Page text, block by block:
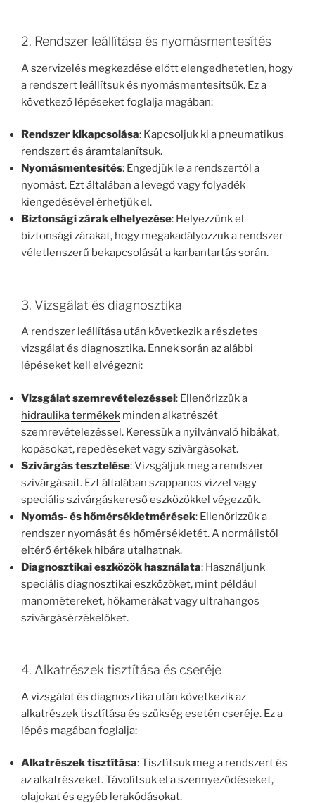
2. Rendszer leállítása és nyomásmentesítés
A szervizelés megkezdése előtt elengedhetetlen, hogy
a rendszert leállítsuk és nyomásmentesítsük. Ez a
következő lépéseket foglalja magában:
Rendszer kikapcsolása: Kapcsoljuk ki a pneumatikus
rendszert és áramtalanítsuk.
Nyomásmentesítés: Engedjük le a rendszertől a
nyomást. Ezt általában a levegő vagy folyadék
kiengedésével érhetjük el.
Biztonsági zárak elhelyezése: Helyezzünk el
biztonsági zárakat, hogy megakadályozzuk a rendszer
véletlenszerű bekapcsolását a karbantartás során.
3. Vizsgálat és diagnosztika
A rendszer leállítása után következik a részletes
vizsgálat és diagnosztika. Ennek során az alábbi
lépéseket kell elvégezni:
Vizsgálat szemrevételezéssel: Ellenőrizzük a
hidraulika termékek minden alkatrészét
szemrevételezéssel. Keressük a nyilvánvaló hibákat,
kopásokat, repedéseket vagy szivárgásokat.
Szivárgás tesztelése: Vizsgáljuk meg a rendszer
szivárgásait. Ezt általában szappanos vízzel vagy
speciális szivárgáskereső eszközökkel végezzük.
Nyomás- és hőmérsékletmérések: Ellenőrizzük a
rendszer nyomását és hőmérsékletét. A normálistól
eltérő értékek hibára utalhatnak.
Diagnosztikai eszközök használata: Használjunk
speciális diagnosztikai eszközöket, mint például
manométereket, hőkamerákat vagy ultrahangos
szivárgásérzékelőket.
4. Alkatrészek tisztítása és cseréje
A vizsgálat és diagnosztika után következik az
alkatrészek tisztítása és szükség esetén cseréje. Ez a
lépés magában foglalja:
Alkatrészek tisztítása: Tisztítsuk meg a rendszert és
az alkatrészeket. Távolítsuk el a szennyeződéseket,
olajokat és egyéb lerakódásokat.